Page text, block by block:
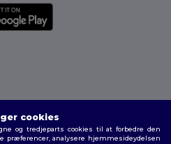
|Fortrolighedspolitik
cookies
og tredjeparts cookies til at forbedre den
præferencer, analysere hjemmesideydelsen